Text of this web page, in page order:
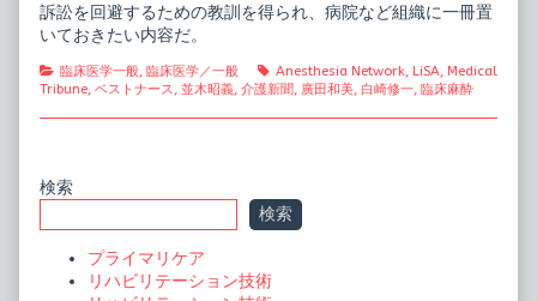
訴訟を回避するための教訓を得られ、病院など組織に一冊置
いておきたい内容だ。
Categories
臨床医学一般, 臨床医学／一般 Tags
Anesthesia Network, LiSA, Medical
Tribune, ベストナース, 並木昭義, 介護新聞, 廣田和美, 白崎修一, 臨床麻酔
Primary
Sidebar
検索
検索
プライマリケア
リハビリテーション技術